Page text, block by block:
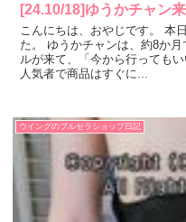
[24.10/18]ゆうかチャン
こんにちは、おやじです。 本
た。 ゆうかチャンは、約8か
ルが来て、「今から行っても
人気者で商品はすぐに...
ウイングのブルセラショップ日記